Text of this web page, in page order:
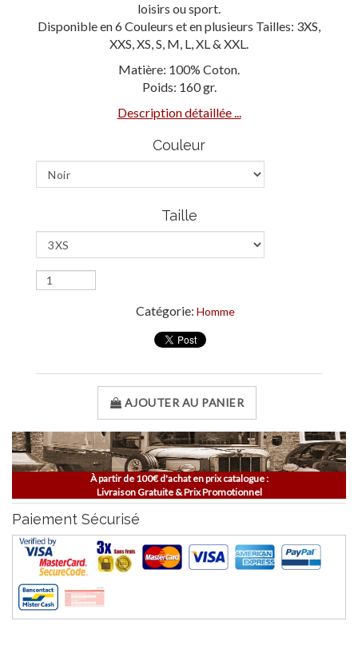
loisirs ou sport.
Disponible en 6 Couleurs et en plusieurs Tailles: 3XS,
XXS, XS, S, M, L, XL & XXL.
Matière: 100% Coton.
Poids: 160 gr.
Description détaillée ...
Couleur
Taille
Catégorie: Homme
AJOUTER AU PANIER
À partir de 100€ d'achat en prix catalogue :
Livraison Gratuite & Prix Promotionnel
Paiement Sécurisé